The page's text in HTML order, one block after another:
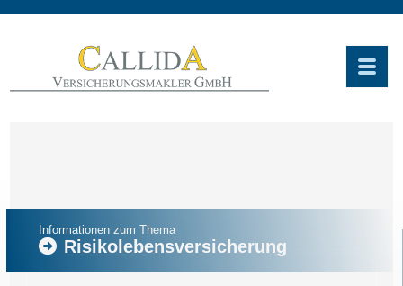
Informationen zum Thema
Risikolebensversicherung